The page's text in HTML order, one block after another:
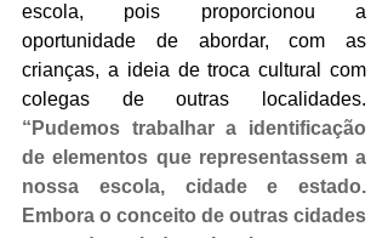
escola, pois proporcionou a
oportunidade de abordar, com as
crianças, a ideia de troca cultural com
“Pudemos trabalhar a identificação
de elementos que representassem a
nossa escola, cidade e estado.
Embora o conceito de outras cidades